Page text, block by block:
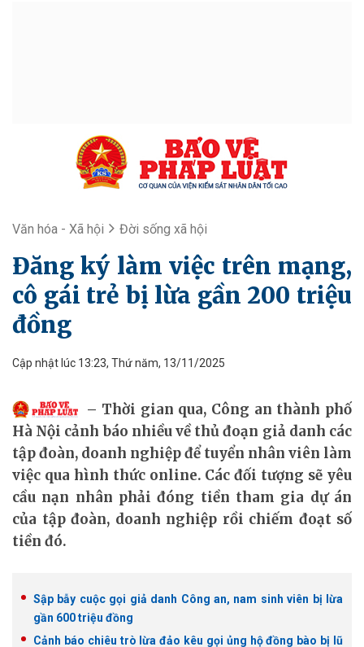
Văn hóa - Xã hội Đời sống xã hội
Đăng ký làm việc trên mạng,
cô gái trẻ bị lừa gần 200 triệu
đồng
Cập nhật lúc 13:23, Thứ năm, 13/11/2025
Thời gian qua, Công an thành phố
Hà Nội cảnh báo nhiều về thủ đoạn giả danh các
tập đoàn, doanh nghiệp để tuyển nhân viên làm
việc qua hình thức online. Các đối tượng sẽ yêu
cầu nạn nhân phải đóng tiền tham gia dự án
của tập đoàn, doanh nghiệp rồi chiếm đoạt số
tiền đó.
Sập bẫy cuộc gọi giả danh Công an, nam sinh viên bị lừa
gần 600 triệu đồng
Cảnh báo chiêu trò lừa đảo kêu gọi ủng hộ đồng bào bị lũ